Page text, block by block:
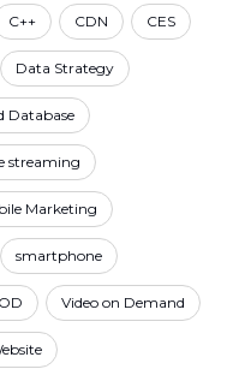
C++ CDN CES
Data Strategy
Database
streaming
Marketing
smartphone
Video on Demand